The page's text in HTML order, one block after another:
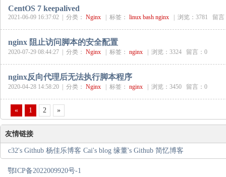
CentOS 7 keepalived
2021-06-09 16:37:02 | 分类： Nginx 标签： linux bash nginx 浏览：3781 留言
nginx 阻止访问脚本的安全配置
2020-07-29 08:44:27 | 分类： Nginx 标签： nginx 浏览：3324 留言：0
nginx反向代理后无法执行脚本程序
2020-04-28 14:58:20 | 分类： Nginx 标签： nginx 浏览：3450 留言：0
« 1 2 »
友情链接
c32's Github 杨佳乐博客 Cai's blog 缘董's Github 简忆博客
鄂ICP备2022009920号-1